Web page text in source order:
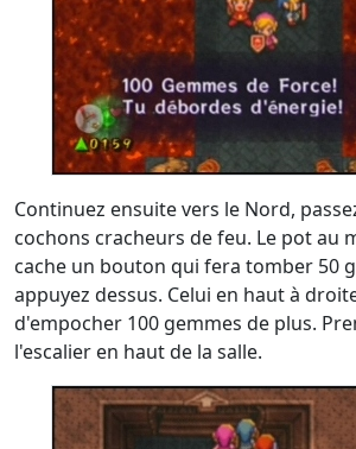
Continuez ensuite vers le Nord,
cochons cracheurs de feu. Le pot au
cache un bouton qui fera tomber 50
appuyez dessus. Celui en haut à
d'empocher 100 gemmes de plus.
l'escalier en haut de la salle.